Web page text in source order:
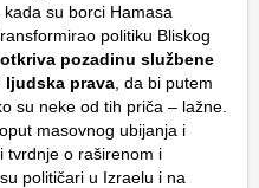
su borci Hamasa
politiku Bliskog
otkriva pozadinu službene
ljudska prava , da bi putem
su neke od tih priča – lažne.
masovnog ubijanja i
tvrdnje o raširenom i
političari u Izraelu i na